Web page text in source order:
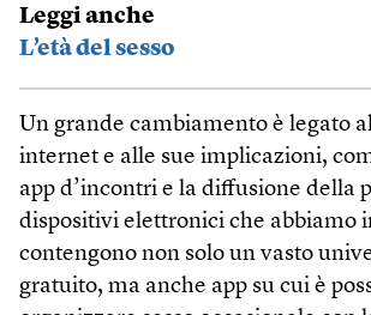
Leggi anche
L’età del sesso
Un grande cambiamento è legato
internet e alle sue implicazioni,
app d’incontri e la diffusione della
dispositivi elettronici che abbiamo
contengono non solo un vasto
gratuito, ma anche app su cui è